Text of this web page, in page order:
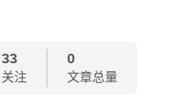
33
关注
0
文章总量